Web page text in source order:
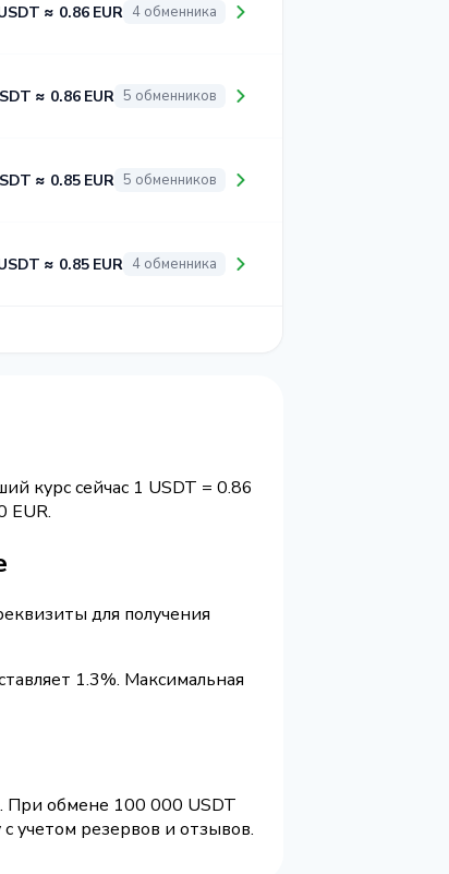
≈ 0.86 EUR 4 обменника
≈ 0.86 EUR 5 обменников
≈ 0.85 EUR 5 обменников
≈ 0.85 EUR 4 обменника
курс сейчас 1 USDT = 0.86
EUR.
для получения
1.3%. Максимальная
При обмене 100 000 USDT
учетом резервов и отзывов.